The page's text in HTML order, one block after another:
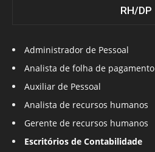
RH/DP
Administrador de Pessoal
Analista de folha de pagamento
Auxiliar de Pessoal
Analista de recursos humanos
Gerente de recursos humanos
Escritórios de Contabilidade